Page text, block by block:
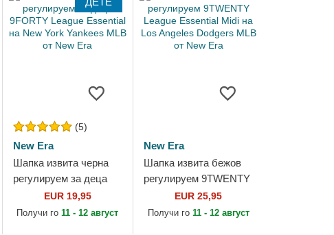
(5)
New Era
Шапка извита черна
регулируем за деца
9FORTY League
Essential на New York
EUR 19,95
Получи го11 - 12 август
New Era
Шапка извита бежов
регулируем 9TWENTY
League Essential Midi
на Los Angeles Dodgers
EUR 25,95
Получи го 11 - 12 август